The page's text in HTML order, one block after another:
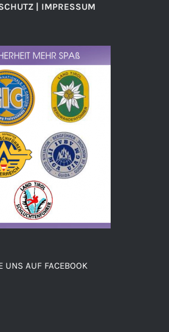
| IMPRESSUM
UNS AUF FACEBOOK